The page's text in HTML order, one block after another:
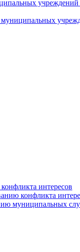
муниципальных
интересов
конфликта
муниципальных